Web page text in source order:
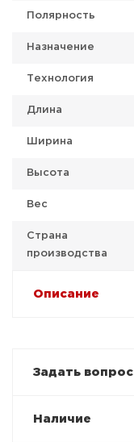
Полярность
Назначение
Технология
Длина
Ширина
Высота
Вес
Страна
производства
Описание
Задать вопрос
Наличие